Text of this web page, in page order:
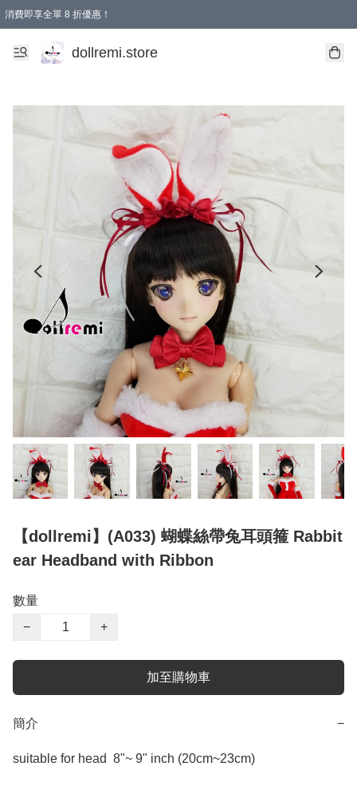
消費即享全單 8 折優惠！
購物滿 HKD 1500.00即享免運費優惠！（適用於 本地送貨、本地取貨、國際送貨 )
dollremi.store
【dollremi】(A033) 蝴蝶絲帶兔耳頭箍 Rabbit
ear Headband with Ribbon
數量
−
+
加至購物車
簡介 −
suitable for head  8"~ 9" inch (20cm~23cm)